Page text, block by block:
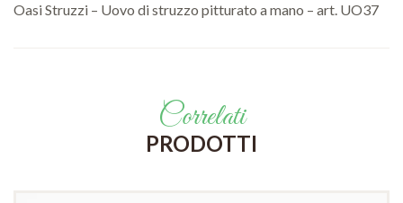
Oasi Struzzi – Uovo di struzzo pitturato a mano – art. UO37
Correlati
PRODOTTI